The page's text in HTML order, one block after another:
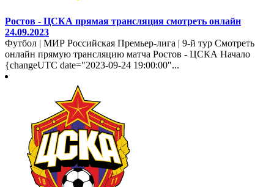
Ростов - ЦСКА прямая трансляция смотреть онлайн
24.09.2023
Футбол | МИР Российская Премьер-лига | 9-й тур Смотреть
онлайн прямую трансляцию матча Ростов - ЦСКА Начало
{changeUTC date="2023-09-24 19:00:00"...